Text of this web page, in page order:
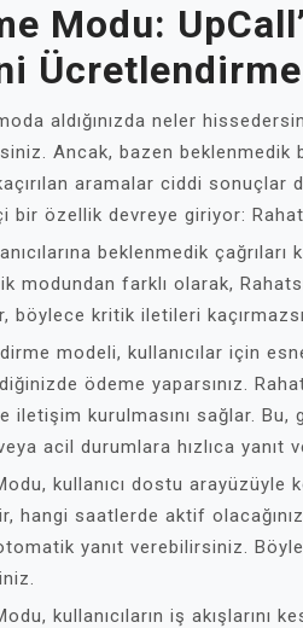
Modu:
aldığınızda neler
Ancak, bazen
aramalar ciddi
bir özellik devreye giriyor:
beklenmedik çağrıları
modundan farklı olarak,
kritik iletileri
modeli, kullanıcılar için
ödeme yaparsınız.
iletişim kurulmasını sağlar. Bu,
acil durumlara hızlıca yanıt
kullanıcı dostu arayüzüyle
hangi saatlerde aktif
yanıt verebilirsiniz.
kullanıcıların iş akışlarını